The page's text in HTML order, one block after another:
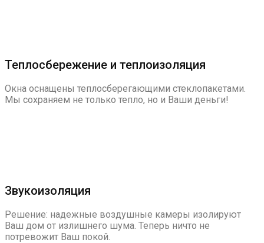
Теплосбережение и теплоизоляция
Окна оснащены теплосберегающими стеклопакетами.
Мы сохраняем не только тепло, но и Ваши деньги!
Звукоизоляция
Решение: надежные воздушные камеры изолируют
Ваш дом от излишнего шума. Теперь ничто не
потревожит Ваш покой.